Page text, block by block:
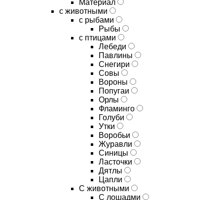
Материал
с животными
с рыбами
Рыбы
с птицами
Лебеди
Павлины
Снегири
Совы
Вороны
Попугаи
Орлы
Фламинго
Голуби
Утки
Воробьи
Журавли
Синицы
Ласточки
Дятлы
Цапли
С животными
С лошадми